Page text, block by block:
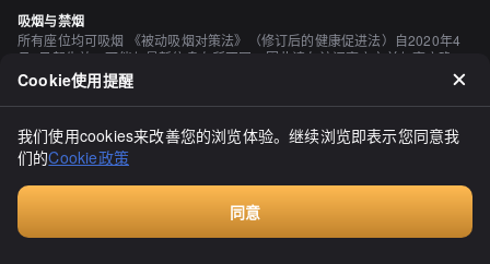
吸烟与禁烟
所有座位均可吸烟 《被动吸烟对策法》（修订后的健康促进法）自2020年4
月1日起生效，可能与最新信息有所不同，因此请在访问商店之前与商店确
认。
停车场
有 只有一个，所以请提前检查。
空间与设备
有日本清酒、有烧酒、有葡萄酒、有鸡尾酒
Cookie使用提醒
我们使用cookies来改善您的浏览体验。继续浏览即表示您同意我
们的Cookie政策
同意